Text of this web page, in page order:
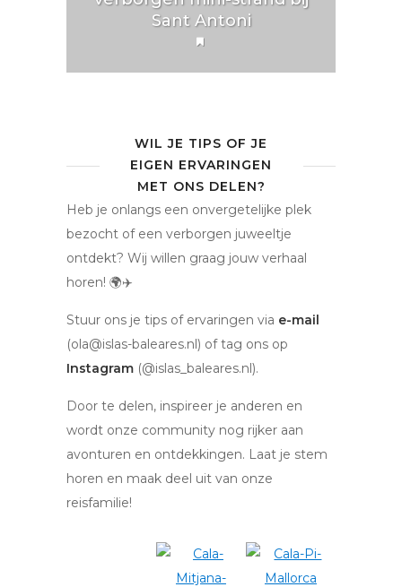
Sant Antoni
WIL JE TIPS OF JE
EIGEN ERVARINGEN
MET ONS DELEN?
Heb je onlangs een onvergetelijke plek
bezocht of een verborgen juweeltje
ontdekt? Wij willen graag jouw verhaal
horen! 🌍✈️
Stuur ons je tips of ervaringen via e-mail
(ola@islas-baleares.nl) of tag ons op
Instagram (@islas_baleares.nl).
Door te delen, inspireer je anderen en
wordt onze community nog rijker aan
avonturen en ontdekkingen. Laat je stem
horen en maak deel uit van onze
reisfamilie!